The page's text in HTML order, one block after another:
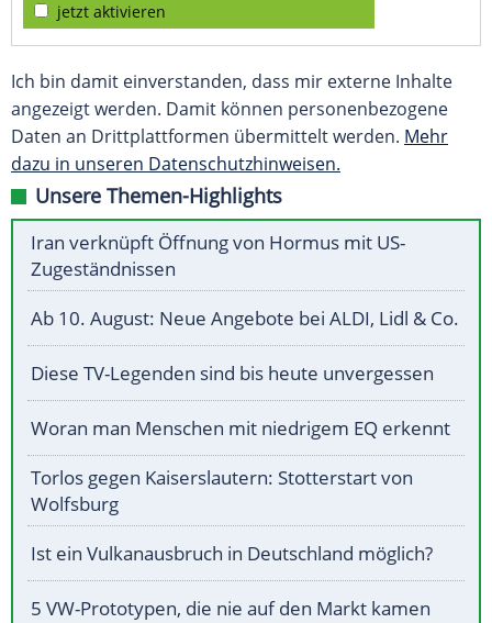
jetzt aktivieren
Ich bin damit einverstanden, dass mir externe Inhalte
angezeigt werden. Damit können personenbezogene
Daten an Drittplattformen übermittelt werden. Mehr
dazu in unseren Datenschutzhinweisen.
Unsere Themen-Highlights
Iran verknüpft Öffnung von Hormus mit US-
Zugeständnissen
Ab 10. August: Neue Angebote bei ALDI, Lidl & Co.
Diese TV-Legenden sind bis heute unvergessen
Woran man Menschen mit niedrigem EQ erkennt
Torlos gegen Kaiserslautern: Stotterstart von
Wolfsburg
Ist ein Vulkanausbruch in Deutschland möglich?
5 VW-Prototypen, die nie auf den Markt kamen